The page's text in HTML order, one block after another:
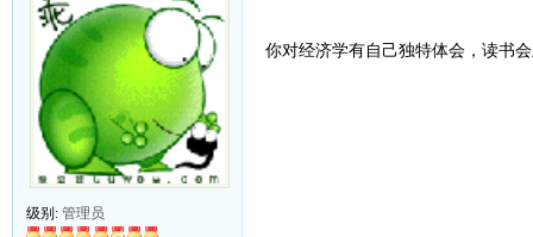
级别: 管理员
你对经济学有自己独特体会，读书